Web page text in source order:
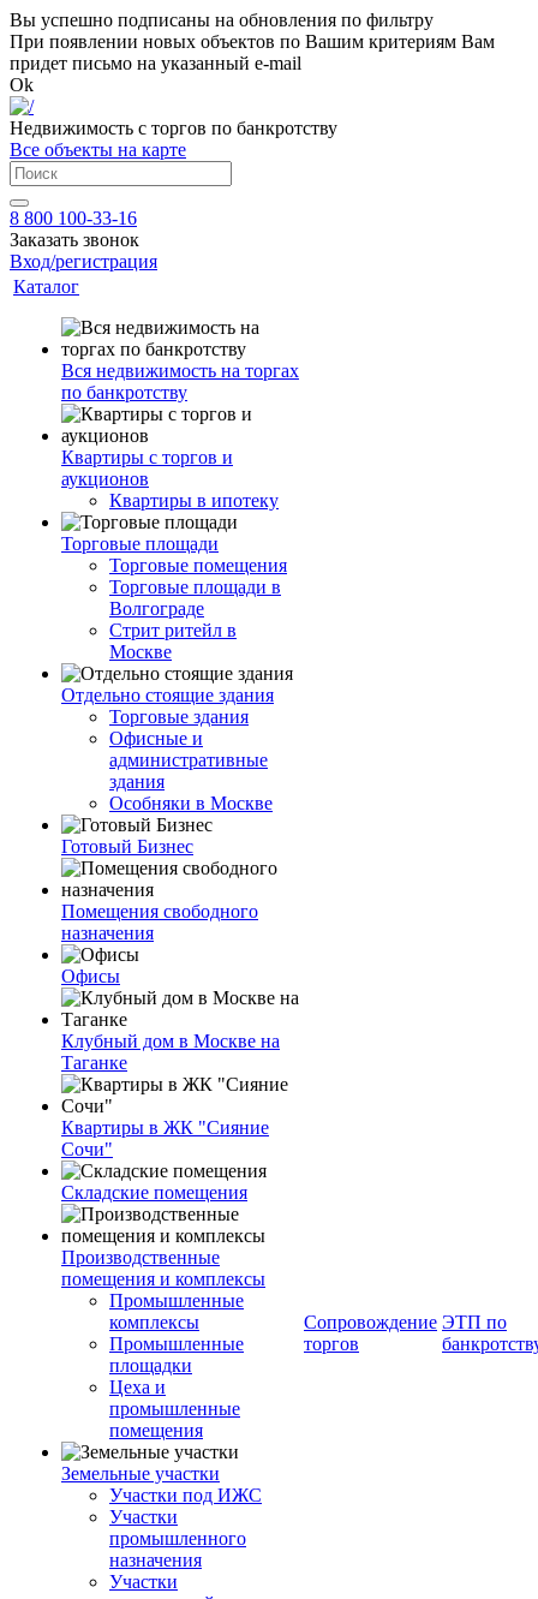
Вы успешно подписаны на обновления по фильтру
При появлении новых объектов по Вашим критериям Вам
придет письмо на указанный e-mail
Ok
Недвижимость с торгов по банкротству
Все объекты на карте
8 800 100-33-16
Заказать звонок
Вход/регистрация
Каталог
Вся недвижимость на торгах
по банкротству
Квартиры с торгов и
аукционов
Квартиры в ипотеку
Торговые площади
Торговые помещения
Торговые площади в
Волгограде
Стрит ритейл в
Москве
Отдельно стоящие здания
Торговые здания
Офисные и
административные
здания
Особняки в Москве
Готовый Бизнес
Помещения свободного
назначения
Офисы
Клубный дом в Москве на
Таганке
Квартиры в ЖК "Сияние
Сочи"
Складские помещения
Производственные
помещения и комплексы
Промышленные
комплексы
Промышленные
площадки
Цеха и
промышленные
помещения
Земельные участки
Участки под ИЖС
Участки
промышленного
назначения
Участки
Сопровождение
торгов
ЭТП по